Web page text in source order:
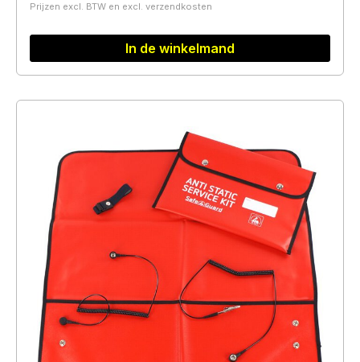
Prijzen excl. BTW en excl. verzendkosten
In de winkelmand